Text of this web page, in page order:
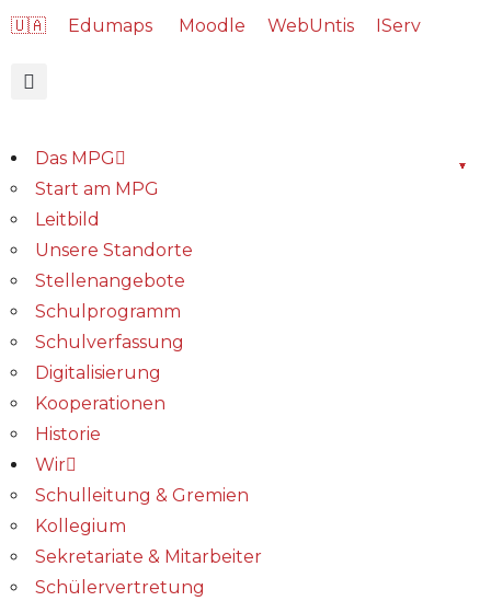
🇺🇦 Edumaps Moodle WebUntis IServ
Das MPG
Start am MPG
Leitbild
Unsere Standorte
Stellenangebote
Schulprogramm
Schulverfassung
Digitalisierung
Kooperationen
Historie
Wir
Schulleitung & Gremien
Kollegium
Sekretariate & Mitarbeiter
Schülervertretung